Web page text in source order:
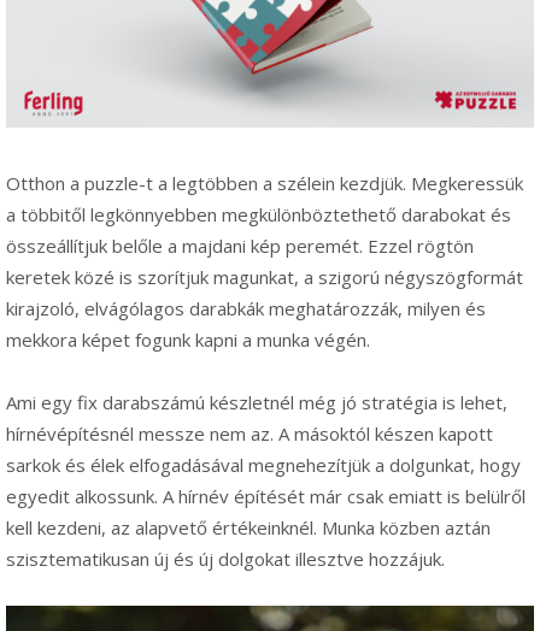
Otthon a puzzle-t a legtöbben a szélein kezdjük. Megkeressük
a többitől legkönnyebben megkülönböztethető darabokat és
összeállítjuk belőle a majdani kép peremét. Ezzel rögtön
keretek közé is szorítjuk magunkat, a szigorú négyszögformát
kirajzoló, elvágólagos darabkák meghatározzák, milyen és
mekkora képet fogunk kapni a munka végén.
Ami egy fix darabszámú készletnél még jó stratégia is lehet,
hírnévépítésnél messze nem az. A másoktól készen kapott
sarkok és élek elfogadásával megnehezítjük a dolgunkat, hogy
egyedit alkossunk. A hírnév építését már csak emiatt is belülről
kell kezdeni, az alapvető értékeinknél. Munka közben aztán
szisztematikusan új és új dolgokat illesztve hozzájuk.